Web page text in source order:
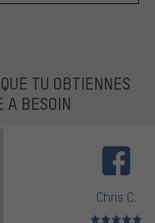
TU OBTIENNES
A BESOIN
Chris C.
Note moyenne :